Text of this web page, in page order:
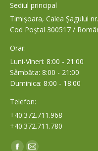
Sediul principal
Timișoara, Calea Șagului
Cod Poștal 300517 /
Orar:
Luni-Vineri: 8:00 - 21:00
Sâmbăta: 8:00 - 21:00
Duminica: 8:00 - 18:00
Telefon:
+40.372.711.968
+40.372.711.780
Find us on: